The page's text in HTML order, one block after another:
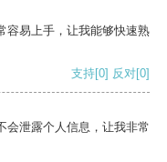
容易上手，让我能够快速熟
支持[0] 反对[0]
会泄露个人信息，让我非常